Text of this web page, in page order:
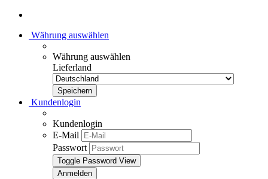
Währung auswählen
Währung auswählen
Lieferland
Kundenlogin
Kundenlogin
E-Mail
Passwort
Toggle Password View